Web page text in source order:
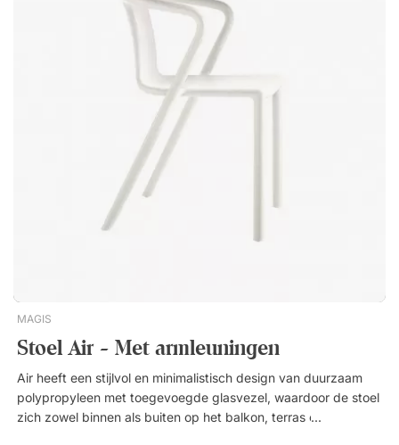
bewuste keuze is. De olieafwerking met teaklook benadrukt
de natuurlijke structuur van het hout en geeft een elegante
uitstraling.De prachtige H.Z fauteuil van Scandinavian
Selection wordt gekenmerkt door zijn zachte vormen en
gouden kleur, die een warm en gezellig gevoel toevoegen aan
uw terras of tuin. Stapelbaar tot 4 stoelen. Massief hout uit
duurzame bosbouw. Olie-afwerking met teak-effect. Bestand
MAGIS
Stoel Air - Met armleuningen
Air heeft een stijlvol en minimalistisch design van duurzaam
polypropyleen met toegevoegde glasvezel, waardoor de stoel
zich zowel binnen als buiten op het balkon, terras of in de tuin